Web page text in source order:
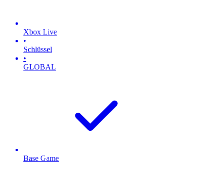
Xbox Live
•
Schlüssel
•
GLOBAL
Base Game